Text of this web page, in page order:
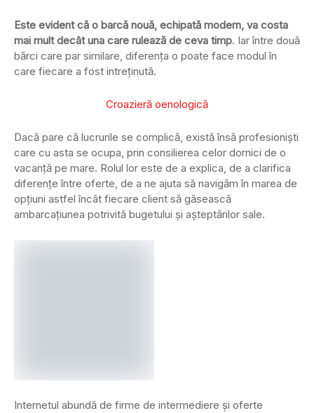
Este evident că o barcă nouă, echipată modern, va costa
mai mult decât una care rulează de ceva timp. Iar între două
bărci care par similare, diferența o poate face modul în
care fiecare a fost intreținută.
Croazieră oenologică
Dacă pare că lucrurile se complică, există însă profesioniști
care cu asta se ocupa, prin consilierea celor dornici de o
vacanță pe mare. Rolul lor este de a explica, de a clarifica
diferențe între oferte, de a ne ajuta să navigăm în marea de
opțiuni astfel încât fiecare client să găsească
ambarcațiunea potrivită bugetului și așteptărilor sale.
Internetul abundă de firme de intermediere și oferte